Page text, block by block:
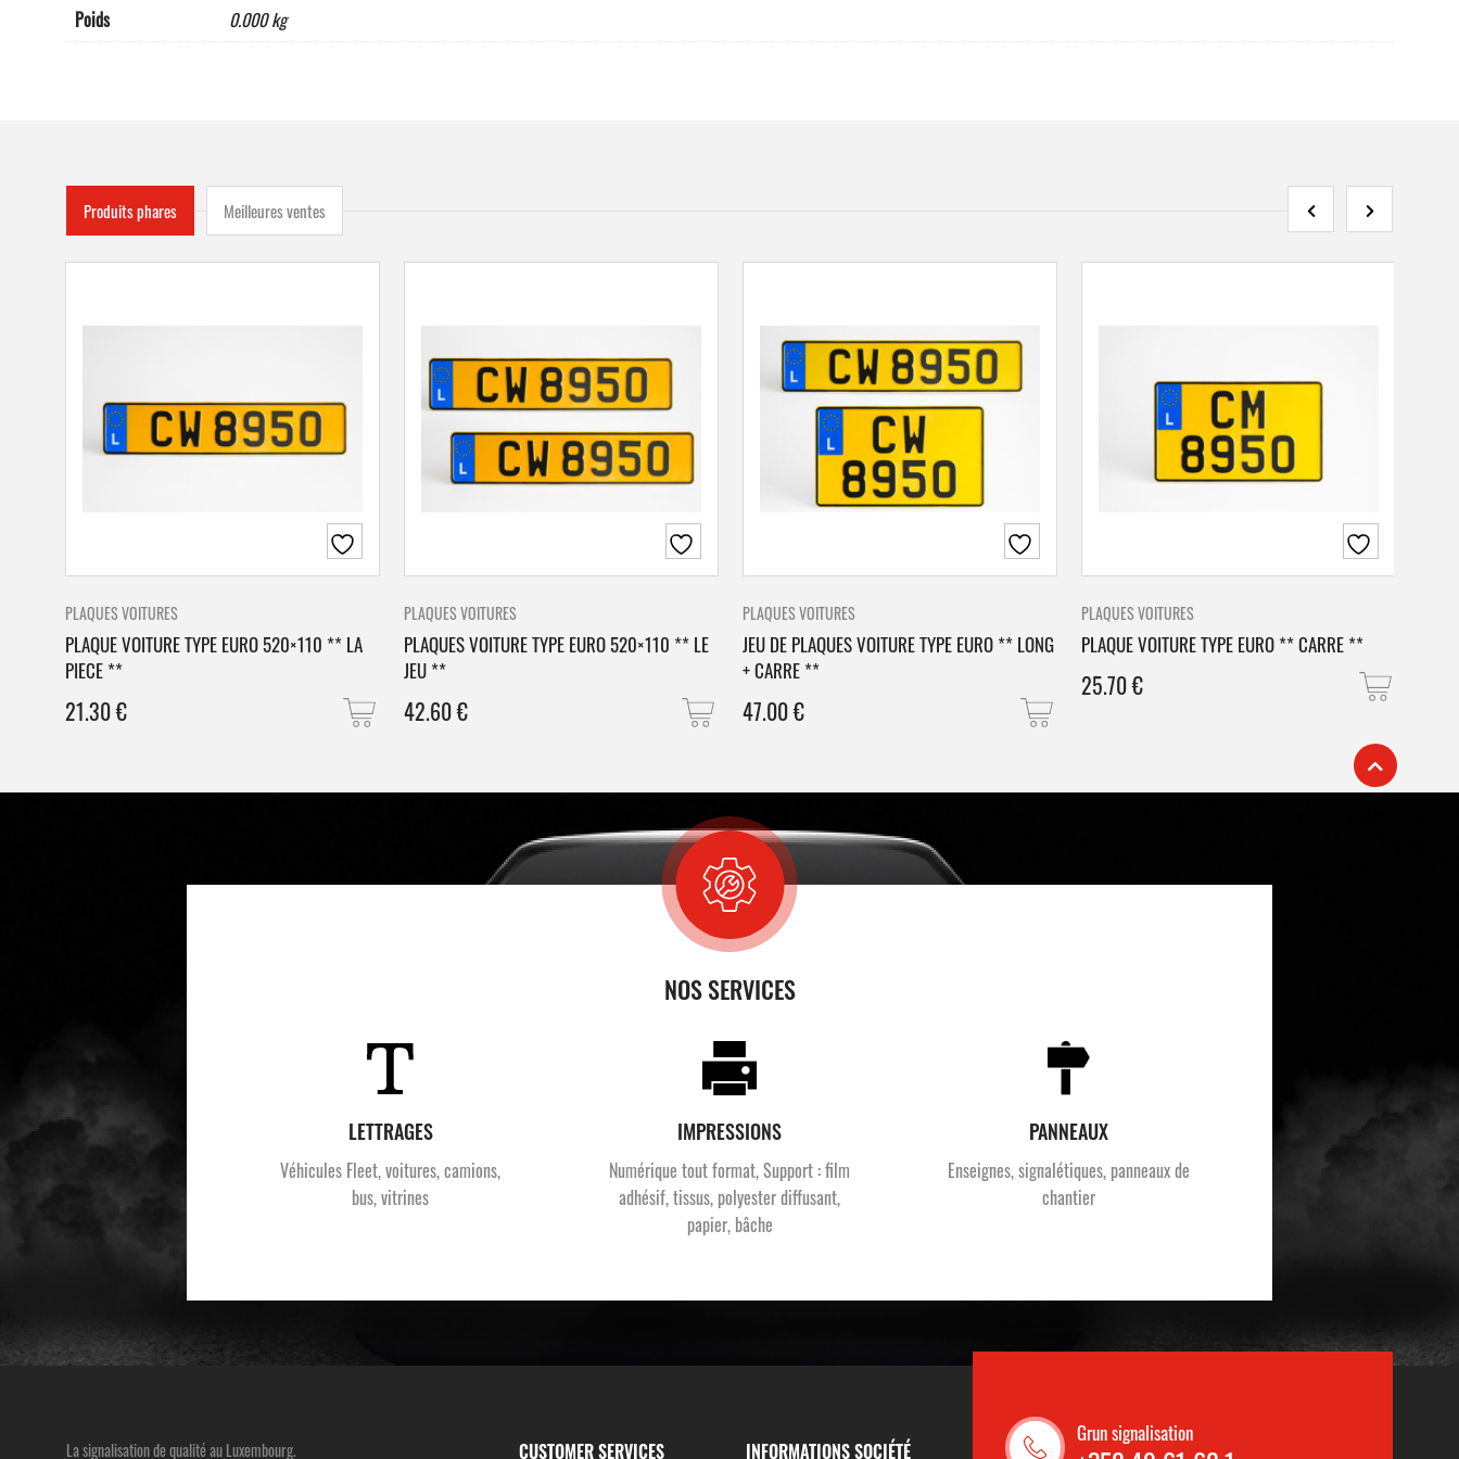
x
Poids 0.000 kg
Produits phares Meilleures ventes
PLAQUES VOITURES
PLAQUE VOITURE TYPE EURO 520×110 ** LA
PIECE **
21.30€
PLAQUES VOITURES
PLAQUES VOITURE TYPE EURO 520×110 ** LE
JEU **
42.60€
PLAQUES VOITURES
JEU DE PLAQUES VOITURE TYPE EURO ** LONG
+ CARRE **
47.00€
PLAQUES VOITURES
PLAQUE VOITURE TYPE EURO ** CARRE **
25.70€
NOS SERVICES
LETTRAGES
Véhicules Fleet, voitures, camions,
bus, vitrines
IMPRESSIONS
Numérique tout format, Support : film
adhésif, tissus, polyester diffusant,
papier, bâche
PANNEAUX
Enseignes, signalétiques, panneaux de
chantier
La signalisation de qualité au Luxembourg. CUSTOMER SERVICES INFORMATIONS SOCIÉTÉ
Grun signalisation